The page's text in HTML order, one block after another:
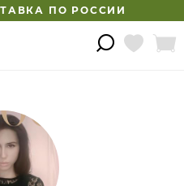
ПО РОССИИ